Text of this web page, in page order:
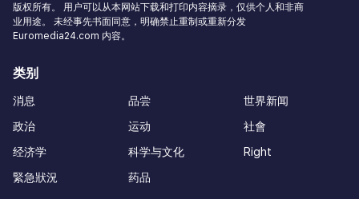
版权所有。 用户可以从本网站下载和打印内容摘录，仅供个人和非商
业用途。 未经事先书面同意，明确禁止重制或重新分发
Euromedia24.com 内容。
类别
消息
政治
经济学
緊急狀況
品尝
运动
科学与文化
药品
世界新闻
社會
Right